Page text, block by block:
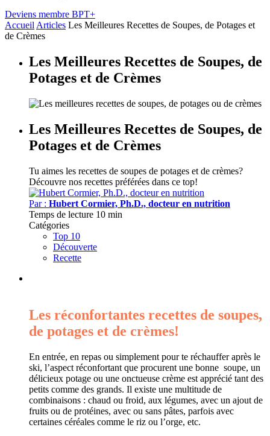
Deviens membre BPT+
Accueil Articles Les Meilleures Recettes de Soupes, de Potages et
de Crèmes
Les Meilleures Recettes de Soupes, de
Potages et de Crèmes
Les Meilleures Recettes de Soupes, de
Potages et de Crèmes
Tu aimes les recettes de soupes de potages et de crèmes?
Découvre nos recettes préférées dans ce top!
Par : Hubert Cormier, Ph.D., docteur en nutrition
Temps de lecture 10 min
Catégories
Top 10
Découverte
Recette
Les réconfortantes recettes de soupes,
de potages et de crèmes!
En entrée, en repas ou simplement pour te réchauffer après le
ski, l’aspect réconfortant que procurent une bonne soupe, un
délicieux potage ou une onctueuse crème est apprécié tant des
petits comme des grands. Il existe une multitude de
combinaisons : chaud ou froid, aux légumes, avec un ajout de
fruits ou de protéines, avec ou sans pâtes, parfois avec
certaines céréales comme le riz ou l’orge, etc.